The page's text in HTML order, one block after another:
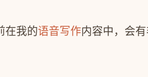
在我的语音写作内容中，会